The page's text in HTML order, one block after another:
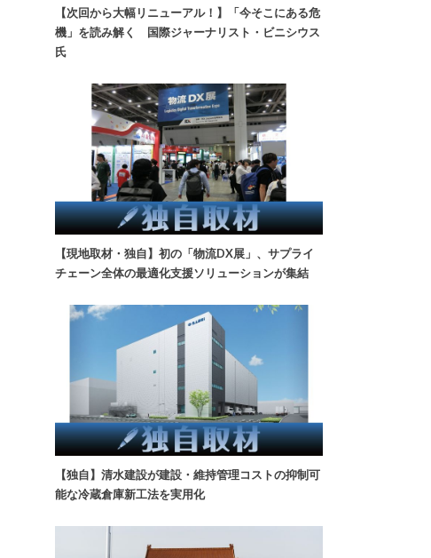
【次回から大幅リニューアル！】「今そこにある危
機」を読み解く 国際ジャーナリスト・ビニシウス
氏
【現地取材・独自】初の「物流DX展」、サプライ
チェーン全体の最適化支援ソリューションが集結
【独自】清水建設が建設・維持管理コストの抑制可
能な冷蔵倉庫新工法を実用化